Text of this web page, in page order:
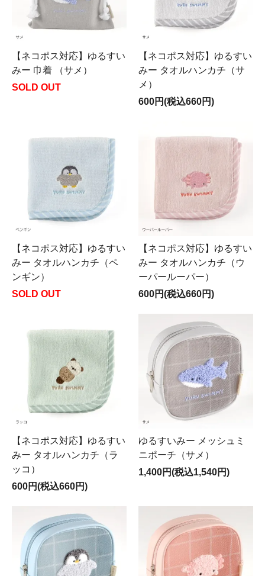
【ネコポス対応】ゆるすい
みー 巾着 （サメ）
SOLD OUT
【ネコポス対応】ゆるすい
みー タオルハンカチ（サ
メ）
600円(税込660円)
【ネコポス対応】ゆるすい
みー タオルハンカチ（ペ
ンギン）
SOLD OUT
【ネコポス対応】ゆるすい
みー タオルハンカチ（ウ
ーパールーパー）
600円(税込660円)
【ネコポス対応】ゆるすい
みー タオルハンカチ（ラ
ッコ）
600円(税込660円)
ゆるすいみー メッシュミ
ニポーチ（サメ）
1,400円(税込1,540円)